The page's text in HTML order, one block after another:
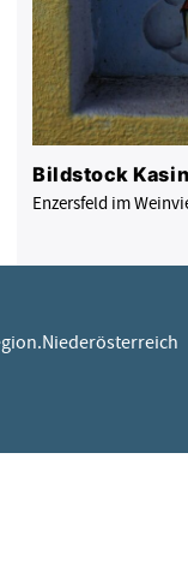
Bildstock
Enzersfeld im